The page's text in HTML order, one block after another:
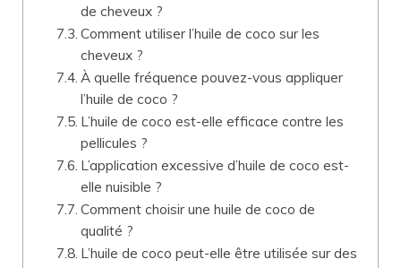
de cheveux ?
Comment utiliser l’huile de coco sur les
cheveux ?
À quelle fréquence pouvez-vous appliquer
l’huile de coco ?
L’huile de coco est-elle efficace contre les
pellicules ?
L’application excessive d’huile de coco est-
elle nuisible ?
Comment choisir une huile de coco de
qualité ?
L’huile de coco peut-elle être utilisée sur des